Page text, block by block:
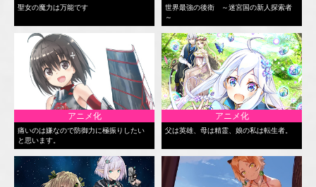
聖女の魔力は万能です
世界最強の後衛 ～迷宮国の新人探索者
～
アニメ化
痛いのは嫌なので防御力に極振りしたい
と思います。
アニメ化
父は英雄、母は精霊、娘の私は転生者。